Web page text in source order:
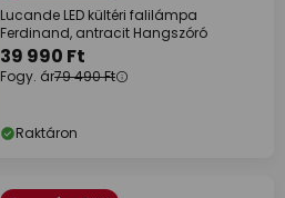
Lucande LED kültéri falilámpa
Ferdinand, antracit Hangszóró
39 990 Ft
Fogy. ár79 490 Ft
Raktáron